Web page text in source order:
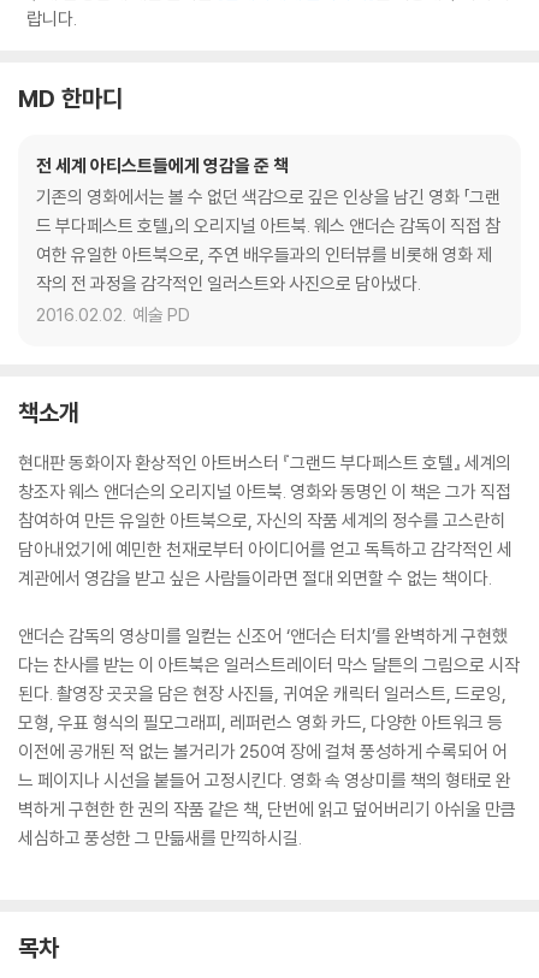
랍니다.
MD 한마디
전 세계 아티스트들에게 영감을 준 책
기존의 영화에서는 볼 수 없던 색감으로 깊은 인상을 남긴 영화 「그랜
드 부다페스트 호텔」의 오리지널 아트북. 웨스 앤더슨 감독이 직접 참
여한 유일한 아트북으로, 주연 배우들과의 인터뷰를 비롯해 영화 제
작의 전 과정을 감각적인 일러스트와 사진으로 담아냈다.
2016.02.02. 예술 PD
책소개
현대판 동화이자 환상적인 아트버스터 『그랜드 부다페스트 호텔』 세계의
창조자 웨스 앤더슨의 오리지널 아트북. 영화와 동명인 이 책은 그가 직접
참여하여 만든 유일한 아트북으로, 자신의 작품 세계의 정수를 고스란히
담아내었기에 예민한 천재로부터 아이디어를 얻고 독특하고 감각적인 세
계관에서 영감을 받고 싶은 사람들이라면 절대 외면할 수 없는 책이다.
앤더슨 감독의 영상미를 일컫는 신조어 ‘앤더슨 터치’를 완벽하게 구현했
다는 찬사를 받는 이 아트북은 일러스트레이터 막스 달튼의 그림으로 시작
된다. 촬영장 곳곳을 담은 현장 사진들, 귀여운 캐릭터 일러스트, 드로잉,
모형, 우표 형식의 필모그래피, 레퍼런스 영화 카드, 다양한 아트워크 등
이전에 공개된 적 없는 볼거리가 250여 장에 걸쳐 풍성하게 수록되어 어
느 페이지나 시선을 붙들어 고정시킨다. 영화 속 영상미를 책의 형태로 완
벽하게 구현한 한 권의 작품 같은 책, 단번에 읽고 덮어버리기 아쉬울 만큼
세심하고 풍성한 그 만듦새를 만끽하시길.
목차